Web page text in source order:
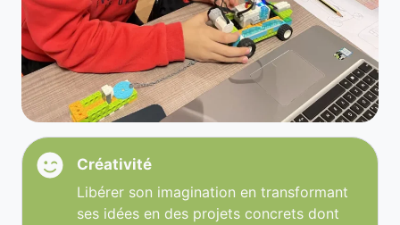
Créativité
Libérer son imagination en transformant
ses idées en des projets concrets dont